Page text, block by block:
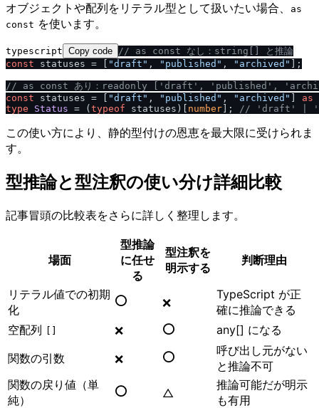
オブジェクトや配列をリテラル型として扱いたい場合、
as
const を使います。
typescript Copy code // as const なし：string[] と推論
const statuses = [ "draft" , "published" , "archived" ];
// as const あり：readonly ['draft', 'published',
const statuses = [ "draft" , "published" , "archived"
as
type
Status = ( typeof statuses)[ number ]; // 'draft' |
この使い方により、静的型付けの恩恵を最大限に受けられま
す。
型推論と型注釈の使い分け詳細比較
記事冒頭の比較表をさらに詳しく整理します。
場面
型推論
に任せ
る
型注釈を
明示する
判断理由
リテラル値での初期
化
⭕ ❌
TypeScript が正
確に推論できる
空配列
❌ ⭕
any[] になる
関数の引数
❌ ⭕
呼び出し元がない
と推論不可
関数の戻り値（単
純）
⭕ △
推論可能だが明示
も有用